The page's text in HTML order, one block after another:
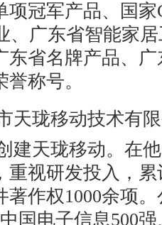
项冠军产品、国
、广东省智能家
东省名牌产品、
称号。
天珑移动技术有
建天珑移动。在
重视研发投入，
著作权1000余项
国电子信息500